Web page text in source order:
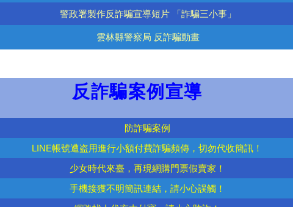
警政署製作反詐騙宣導短片 「詐騙三小事」
雲林縣警察局 反詐騙動畫
反詐騙案例宣導
防詐騙案例
LINE帳號遭盗用進行小額付費詐騙頻傳，切勿代收簡訊！
少女時代來臺，再現網購門票假賣家！
手機接獲不明簡訊連結，請小心誤觸！